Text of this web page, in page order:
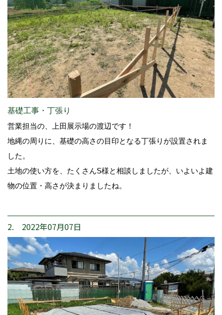
基礎工事・丁張り
営業担当の、上田展示場の渡辺です！
地縄の周りに、基礎の高さの目印となる丁張りが設置されま
した。
土地の使い方を、たくさんS様と相談しましたが、いよいよ建
物の位置・高さが決まりましたね。
2. 2022年07月07日